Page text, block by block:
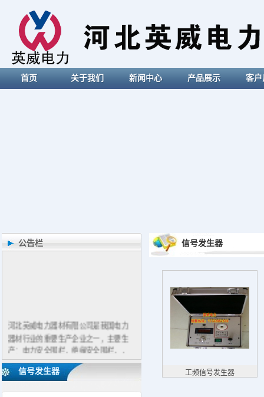
首页 关于我们 新闻中心 产品展示 客户
信号发生器
工频信号发生器
公告栏
河北英威电力器材有限公司是我国电力
器材行业的重要生产企业之一，主要生
产：电力安全围栏，绝缘安全围栏，，
反光式安全围栏，绝缘胶板，挡鼠板，
绝缘胶垫，绝缘橡胶板，高压拉闸杆，
信号发生器